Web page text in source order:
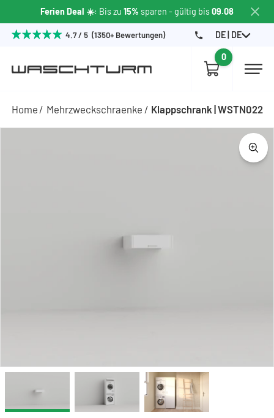
Ferien Deal ☀️: Bis zu 15% sparen - gültig bis09.08
4.7 / 5 (1350+ Bewertungen) DE | DE
0
Home Mehrzweckschraenke Klappschrank | WSTN022